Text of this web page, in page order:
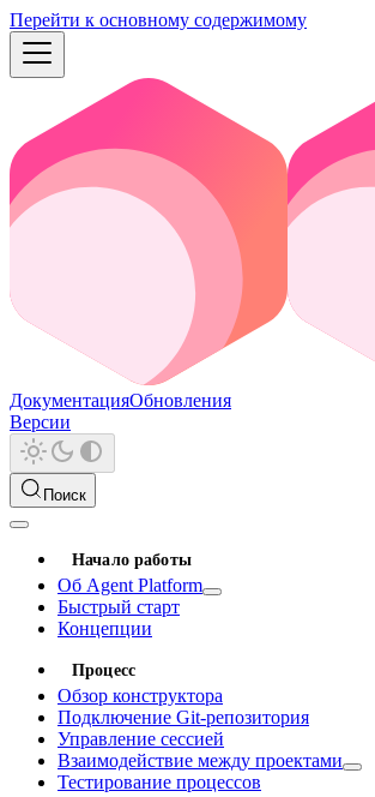
Перейти к основному содержимому
ДокументацияОбновления
Версии
Поиск
Начало работы
Об Agent Platform
Быстрый старт
Концепции
Процесс
Обзор конструктора
Подключение Git-репозитория
Управление сессией
Взаимодействие между проектами
Тестирование процессов